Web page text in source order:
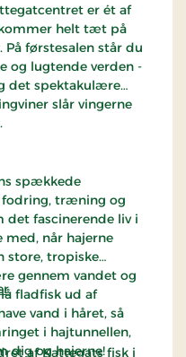
er ét af
kommer helt tæt på
førstesalen står du
og lugtende verden -
det spektakulære
slår vingerne
spækkede
træning og
fascinerende liv i
med, når hajerne
store, tropiske
gennem vandet og
fladfisk ud af
vand i håret, så
i hajtunnellen,
dig og hajerne!
.
af Kattegats fisk i